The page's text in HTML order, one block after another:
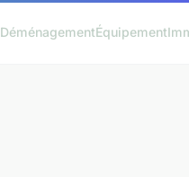
DéménagementÉquipement